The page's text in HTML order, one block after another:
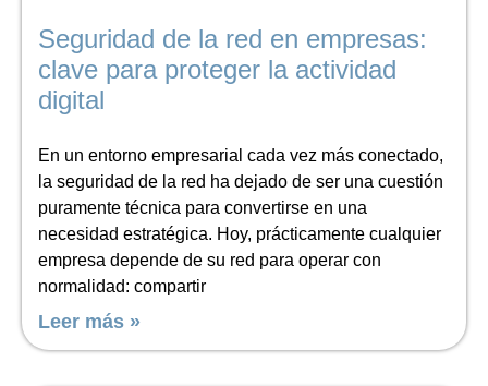
Seguridad de la red en empresas:
clave para proteger la actividad
digital
En un entorno empresarial cada vez más conectado,
la seguridad de la red ha dejado de ser una cuestión
puramente técnica para convertirse en una
necesidad estratégica. Hoy, prácticamente cualquier
empresa depende de su red para operar con
normalidad: compartir
Leer más »